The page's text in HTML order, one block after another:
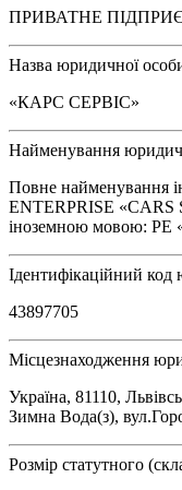
ПРИВАТНЕ
Назва юридичної
«КАРС СЕРВІС»
Найменування
Повне найменування
ENTERPRISE «CARS
іноземною мовою: PE
Ідентифікаційний
43897705
Місцезнаходження
Україна, 81110,
Зимна Вода(з),
Розмір статутного